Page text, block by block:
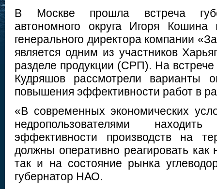
В Москве прошла встреча
автономного округа Игоря
генерального директора компании
является одним из участников
разделе продукции (СРП). На
Кудряшов рассмотрели варианты
повышения эффективности работ в
«В современных экономических
недропользователями
эффективности производств на
должны оперативно реагировать
так и на состояние рынка
губернатор НАО.